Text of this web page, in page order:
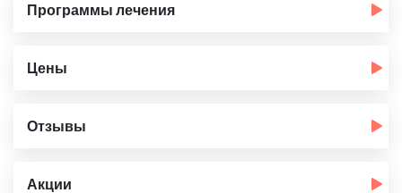
Программы лечения
Цены
Отзывы
Акции